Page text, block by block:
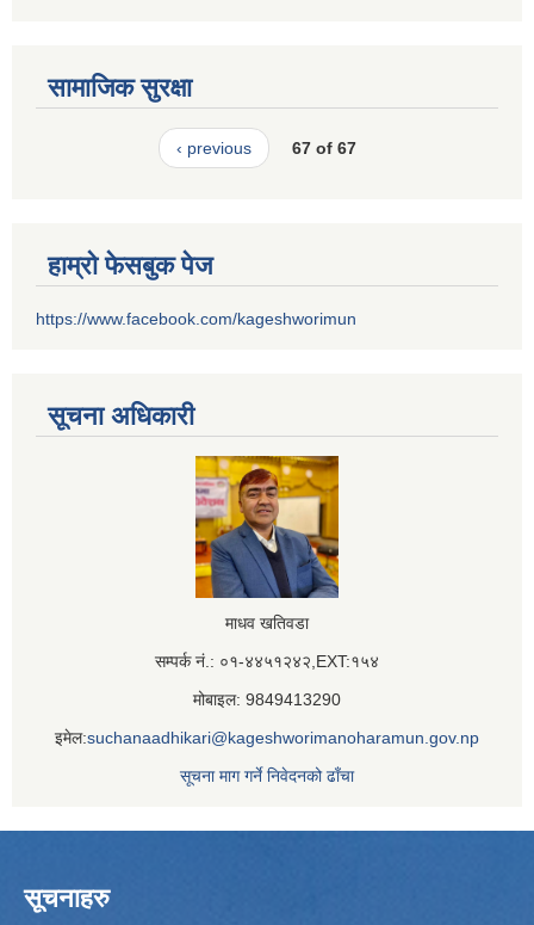
सामाजिक सुरक्षा
‹ previous 67 of 67
हाम्रो फेसबुक पेज
https://www.facebook.com/kageshworimun
सूचना अधिकारी
माधव खतिवडा
सम्पर्क नं.: ०१-४४५१२४२,EXT:१५४
मोबाइल: 9849413290
इमेल:suchanaadhikari@kageshworimanoharamun.gov.np
सूचना माग गर्ने निवेदनको ढाँचा
सूचनाहरु